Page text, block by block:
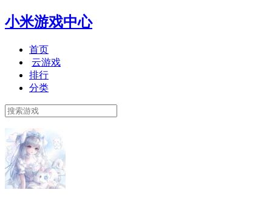
小米游戏中心
首页
云游戏
排行
分类